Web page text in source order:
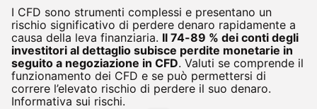
I CFD sono strumenti complessi e presentano un
rischio significativo di perdere denaro rapidamente a
causa della leva finanziaria. Il 74-89 % dei conti degli
investitori al dettaglio subisce perdite monetarie in
seguito a negoziazione in CFD. Valuti se comprende il
funzionamento dei CFD e se può permettersi di
correre l’elevato rischio di perdere il suo denaro.
Informativa sui rischi.